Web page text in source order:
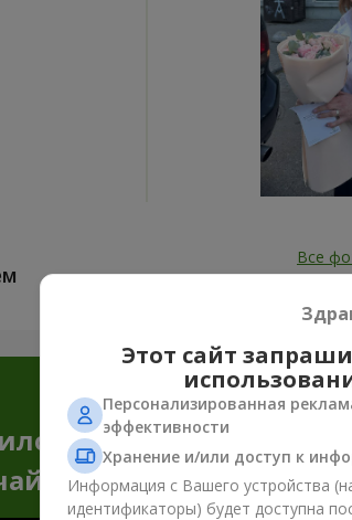
Все
бонусы
Этот сайт
Персонализированная
эффективности
Хранение и/или доступ к
Информация с Вашего устройства
идентификаторы) будет доступна